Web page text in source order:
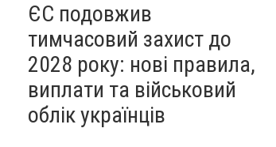
ЄС подовжив
тимчасовий захист до
2028 року: нові правила,
виплати та військовий
облік українців